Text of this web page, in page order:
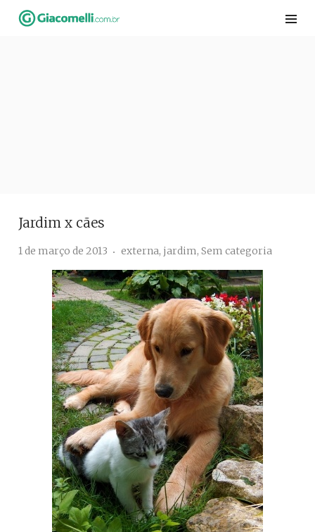
Skip
Jardim x cães
1 de março de 2013 externa, jardim, Sem categoria